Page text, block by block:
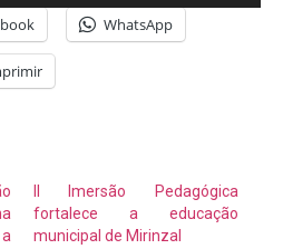
WhatsApp
II Imersão Pedagógica
fortalece a educação
municipal de Mirinzal